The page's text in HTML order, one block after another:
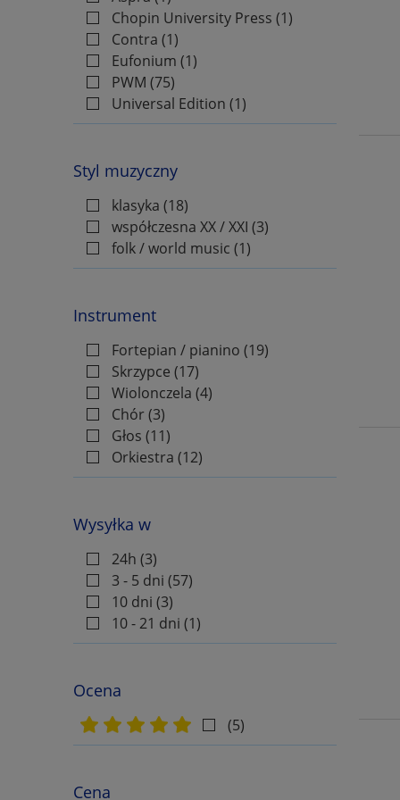
Johann Friedrich Burgmuller
Edna Mae Burnam
Carter Burwell
John Cage
Matteo Carcassi
Beniamino Cesi
Hieronim Chamski
Marc-Antoine Charpentier
Bob Chilcott
Marcel Chyrzyński
Larry Clark
Ian Clarke
Muzio Clementi
Antoni Cofalik
Mary Cohen
Aaron Copland
Arcangelo Corelli
Mike Cornick
Francois Couperin
Colin Cowles
Piotr Czajkowski
Carl Czerny
Chopin University Press (1)
Contra (1)
Eufonium (1)
PWM (75)
Universal Edition (1)
Styl muzyczny
klasyka (18)
współczesna XX / XXI (3)
folk / world music (1)
Instrument
Fortepian / pianino (19)
Skrzypce (17)
Wiolonczela (4)
Chór (3)
Głos (11)
Orkiestra (12)
Wysyłka w
24h (3)
3 - 5 dni (57)
10 dni (3)
10 - 21 dni (1)
Ocena
(5)
Cena